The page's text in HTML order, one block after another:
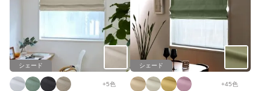
シェード
+5色
シェード
+45色